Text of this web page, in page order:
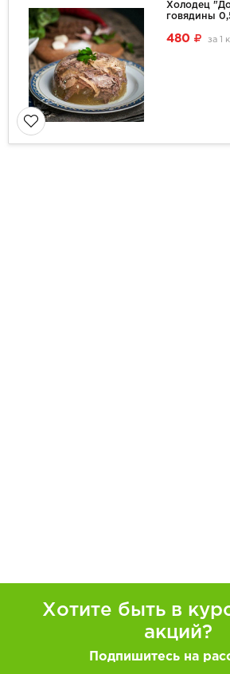
Холодец
говядины
480 за 1
Хотите быть в
акций?
Подпишитесь на